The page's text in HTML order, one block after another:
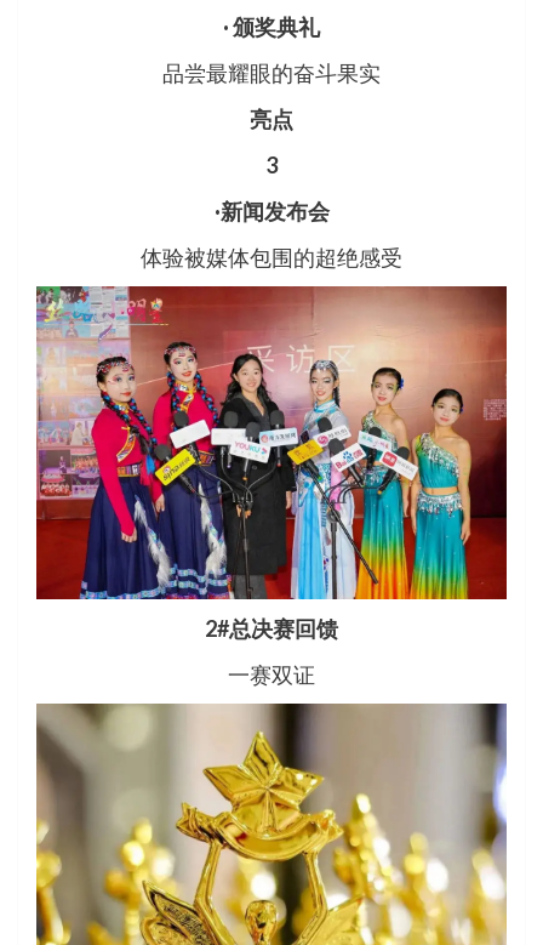
· 颁奖典礼
品尝最耀眼的奋斗果实
亮点
3
·新闻发布会
体验被媒体包围的超绝感受
2#总决赛回馈
一赛双证